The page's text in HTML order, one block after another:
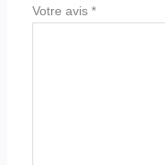
Votre avis *